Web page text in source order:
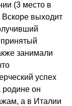
(3 место в
Вскоре выходит
занимали
успех
родине он
а в Италии